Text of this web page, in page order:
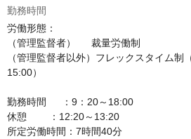
勤務時間
労働形態：
（管理監督者）　  裁量労働制
（管理監督者以外）フレックスタイム制
15:00）
勤務時間　  ：9：20～18:00
休憩        ：12:20～13:20
所定労働時間：7時間40分